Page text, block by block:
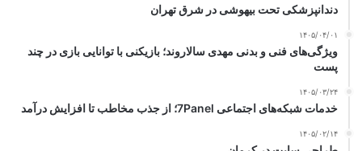
دندانپزشکی تحت بیهوشی در شرق تهران
۱۴۰۵/۰۴/۰۱
ویژگی‌های فنی و بدنی مهدی سالاروند؛ بازیکنی با توانایی بازی در چند
پست
۱۴۰۵/۰۳/۲۴
خدمات شبکه‌های اجتماعی 7Panel؛ از جذب مخاطب تا افزایش درآمد
۱۴۰۵/۰۲/۱۴